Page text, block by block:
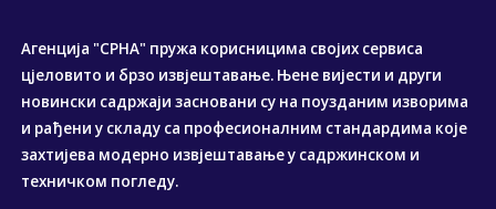
Агенција "СРНА" пружа корисницима својих сервиса
цјеловито и брзо извјештавање. Њене вијести и други
новински садржаји засновани су на поузданим изворима
и рађени у складу са професионалним стандардима које
захтијева модерно извјештавање у садржинском и
техничком погледу.